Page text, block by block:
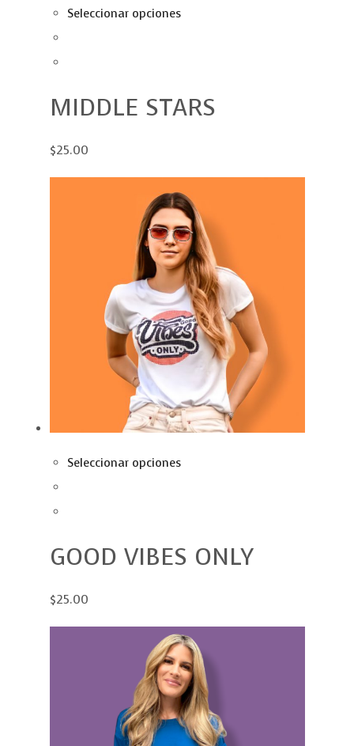
Seleccionar opciones
MIDDLE STARS
$25.00
Seleccionar opciones
GOOD VIBES ONLY
$25.00